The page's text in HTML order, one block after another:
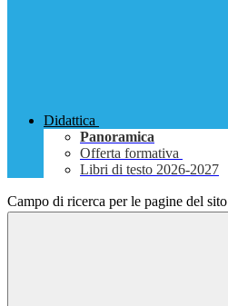
Didattica
Panoramica
Offerta formativa
Libri di testo 2026-2027
Campo di ricerca per le pagine del sito